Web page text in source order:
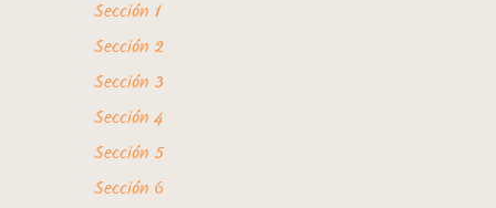
Sección 1
Sección 2
Sección 3
Sección 4
Sección 5
Sección 6